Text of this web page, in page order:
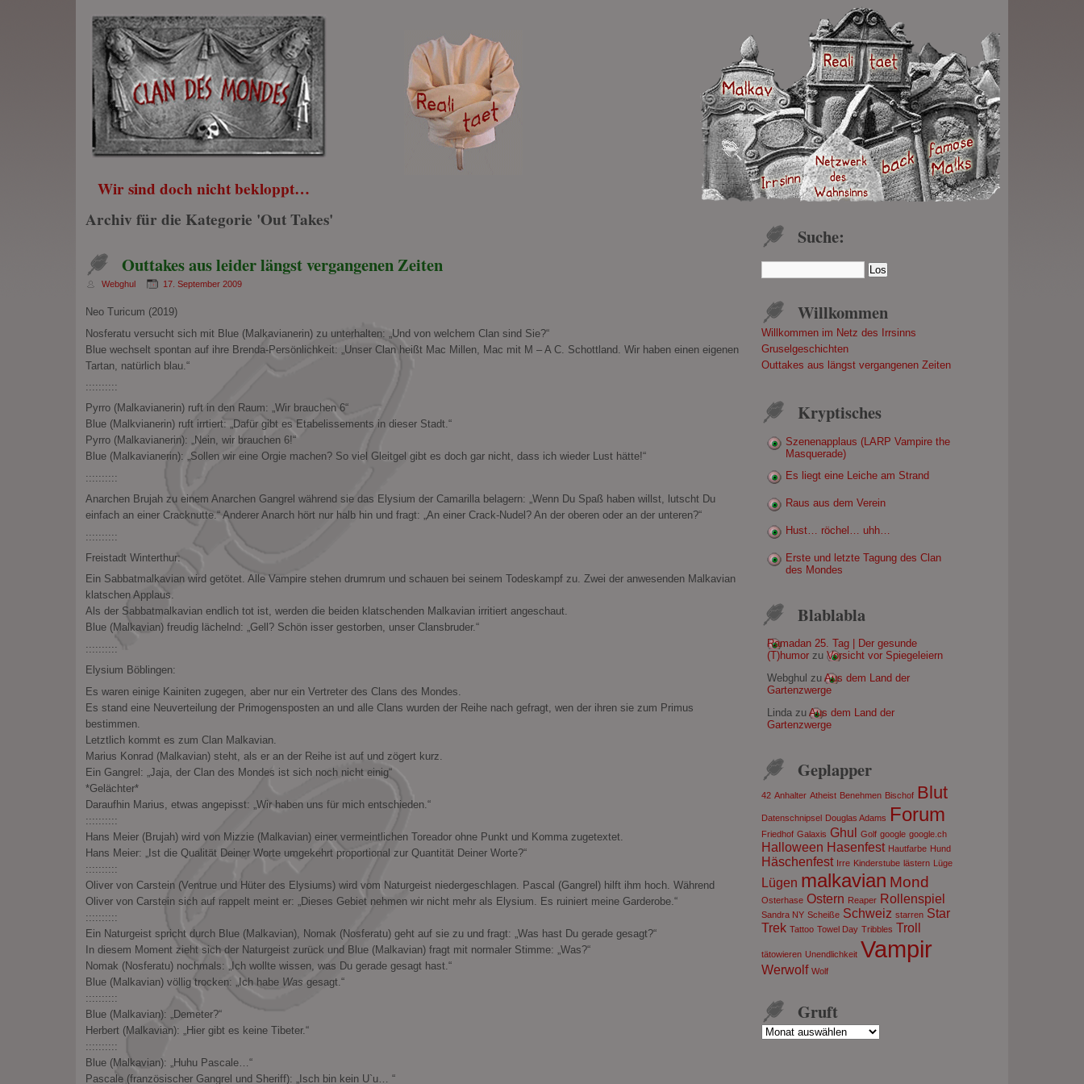
Wir sind doch nicht bekloppt…
Archiv für die Kategorie 'Out Takes'
Outtakes aus leider längst vergangenen Zeiten
Webghul 17. September 2009
Neo Turicum (2019)
Nosferatu versucht sich mit Blue (Malkavianerin) zu unterhalten: „Und von welchem Clan sind Sie?“
Blue wechselt spontan auf ihre Brenda-Persönlichkeit: „Unser Clan heißt Mac Millen, Mac mit M – A C. Schottland. Wir haben einen eigenen
Tartan, natürlich blau.“
::::::::::
Pyrro (Malkavianerin) ruft in den Raum: „Wir brauchen 6“
Blue (Malkvianerin) ruft irrtiert: „Dafür gibt es Etabelissements in dieser Stadt.“
Pyrro (Malkavianerin): „Nein, wir brauchen 6!“
Blue (Malkavianerin): „Sollen wir eine Orgie machen? So viel Gleitgel gibt es doch gar nicht, dass ich wieder Lust hätte!“
::::::::::
Anarchen Brujah zu einem Anarchen Gangrel während sie das Elysium der Camarilla belagern: „Wenn Du Spaß haben willst, lutscht Du
einfach an einer Cracknutte.“ Anderer Anarch hört nur halb hin und fragt: „An einer Crack-Nudel? An der oberen oder an der unteren?“
::::::::::
Freistadt Winterthur:
Ein Sabbatmalkavian wird getötet. Alle Vampire stehen drumrum und schauen bei seinem Todeskampf zu. Zwei der anwesenden Malkavian
klatschen Applaus.
Als der Sabbatmalkavian endlich tot ist, werden die beiden klatschenden Malkavian irritiert angeschaut.
Blue (Malkavian) freudig lächelnd: „Gell? Schön isser gestorben, unser Clansbruder.“
::::::::::
Elysium Böblingen:
Es waren einige Kainiten zugegen, aber nur ein Vertreter des Clans des Mondes.
Es stand eine Neuverteilung der Primogensposten an und alle Clans wurden der Reihe nach gefragt, wen der ihren sie zum Primus
bestimmen.
Letztlich kommt es zum Clan Malkavian.
Marius Konrad (Malkavian) steht, als er an der Reihe ist auf und zögert kurz.
Ein Gangrel: „Jaja, der Clan des Mondes ist sich noch nicht einig“
*Gelächter*
Daraufhin Marius, etwas angepisst: „Wir haben uns für mich entschieden.“
::::::::::
Hans Meier (Brujah) wird von Mizzie (Malkavian) einer vermeintlichen Toreador ohne Punkt und Komma zugetextet.
Hans Meier: „Ist die Qualität Deiner Worte umgekehrt proportional zur Quantität Deiner Worte?“
::::::::::
Oliver von Carstein (Ventrue und Hüter des Elysiums) wird vom Naturgeist niedergeschlagen. Pascal (Gangrel) hilft ihm hoch. Während
Oliver von Carstein sich auf rappelt meint er: „Dieses Gebiet nehmen wir nicht mehr als Elysium. Es ruiniert meine Garderobe.“
::::::::::
Ein Naturgeist spricht durch Blue (Malkavian), Nomak (Nosferatu) geht auf sie zu und fragt: „Was hast Du gerade gesagt?“
In diesem Moment zieht sich der Naturgeist zurück und Blue (Malkavian) fragt mit normaler Stimme: „Was?“
Nomak (Nosferatu) nochmals: „Ich wollte wissen, was Du gerade gesagt hast.“
Blue (Malkavian) völlig trocken: „Ich habe Was gesagt.“
::::::::::
Blue (Malkavian): „Demeter?“
Herbert (Malkavian): „Hier gibt es keine Tibeter.“
::::::::::
Blue (Malkavian): „Huhu Pascale…“
Pascale (französischer Gangrel und Sheriff): „Isch bin kein U`u… “
Suche:
Willkommen
Willkommen im Netz des Irrsinns
Gruselgeschichten
Outtakes aus längst vergangenen Zeiten
Kryptisches
Szenenapplaus (LARP Vampire the
Masquerade)
Es liegt eine Leiche am Strand
Raus aus dem Verein
Hust… röchel… uhh…
Erste und letzte Tagung des Clan
des Mondes
Blablabla
Ramadan 25. Tag | Der gesunde
(T)humorzu Vorsicht vor Spiegeleiern
Webghul zu Aus dem Land der
Gartenzwerge
Linda zu Aus dem Land der
Gartenzwerge
Geplapper
42 Anhalter Atheist Benehmen Bischof Blut
Datenschnipsel Douglas Adams Forum
Friedhof Galaxis Ghul Golf google google.ch
Halloween Hasenfest Hautfarbe Hund
Häschenfest Irre Kinderstube lästern Lüge
Lügen malkavian Mond
Osterhase Ostern Reaper Rollenspiel
Sandra NY Scheiße Schweiz starren Star
Trek Tattoo Towel Day Tribbles Troll
tätowieren Unendlichkeit Vampir
Werwolf Wolf
Gruft
Gruft